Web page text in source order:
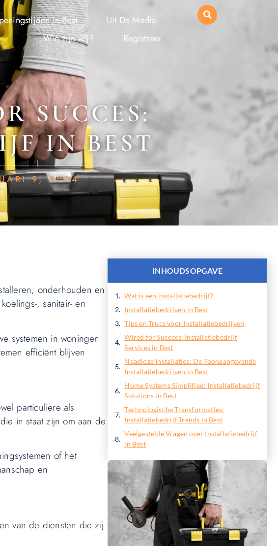
in Best
Uit De Media
Wie zijn wij?
Registreer
SUCCES:
IN BEST
9, 2024
onderhouden en
, sanitair- en
systemen in woningen
efficiënt blijven
particuliere als
in staat zijn om aan de
of het
en
van de diensten die zij
INHOUDSOPGAVE
Wat is een installatiebedrijf?
Installatiebedrijven in Best
Tips en Trucs voor Installatiebedrijven
Wired for Success: Installatiebedrijf
Services in Best
Naadloze Installaties: De Toonaangevende
Installatiebedrijven in Best
Home Systems Simplified: Installatiebedrijf
Solutions in Best
Technologische Transformaties:
Installatiebedrijf Trends in Best
Veelgestelde Vragen over Installatiebedrijf
in Best